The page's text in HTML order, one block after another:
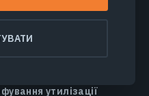
ділянок та
утилізації